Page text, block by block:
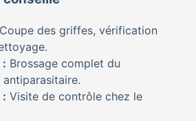
Coupe des griffes, vérification
: Brossage complet du
: Visite de contrôle chez le